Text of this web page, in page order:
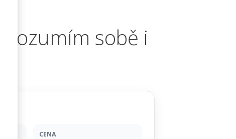
rozumím sobě i
CENA